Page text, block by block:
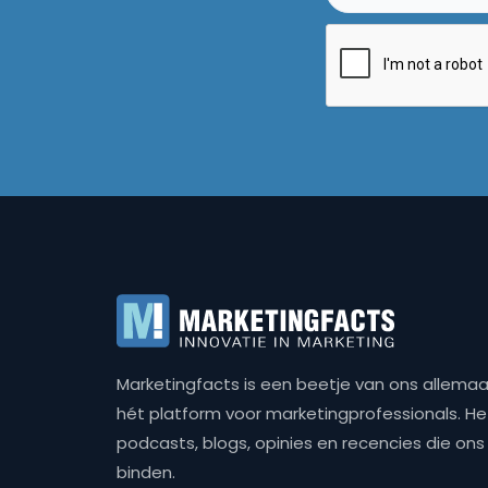
Marketingfacts is een beetje van ons
hét platform voor marketingprofessionals.
podcasts, blogs, opinies en recencies die
binden.